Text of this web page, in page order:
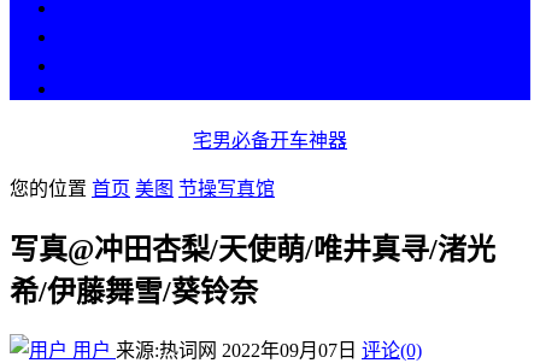
宅男必备开车神器
您的位置 首页 美图 节操写真馆
写真@冲田杏梨/天使萌/唯井真寻/渚光
希/伊藤舞雪/葵铃奈
用户 来源:热词网 2022年09月07日 评论(0)